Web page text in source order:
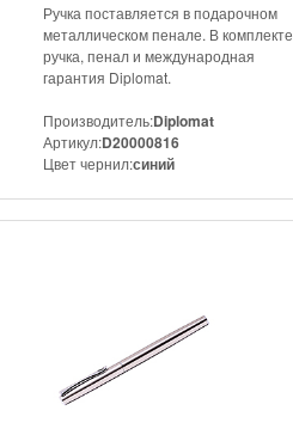
Ручка поставляется в подарочном
металлическом пенале. В комплекте
ручка, пенал и международная
гарантия Diplomat.
Производитель:Diplomat
Артикул:D20000816
Цвет чернил:синий